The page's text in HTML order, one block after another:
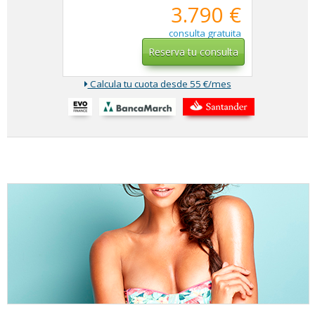
3.790 €
consulta gratuita
Reserva tu consulta
Calcula tu cuota desde 55 €/mes